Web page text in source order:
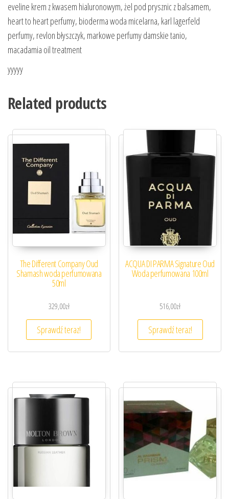
eveline krem z kwasem hialuronowym, żel pod prysznic z balsamem,
heart to heart perfumy, bioderma woda micelarna, karl lagerfeld
perfumy, revlon błyszczyk, markowe perfumy damskie tanio,
macadamia oil treatment
yyyyy
Related products
The Different Company Oud
Shamash woda perfumowana
50ml
329,00zł
Sprawdź teraz!
ACQUA DI PARMA Signature Oud
Woda perfumowana 100ml
516,00zł
Sprawdź teraz!